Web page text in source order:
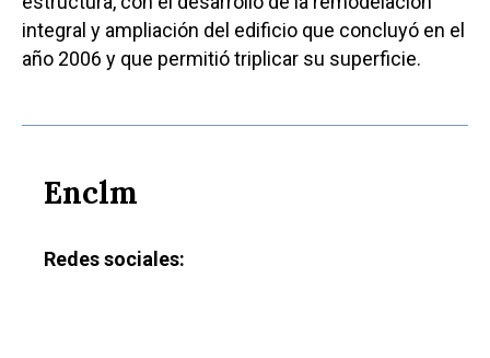
integral y ampliación del edificio que concluyó en el
año 2006 y que permitió triplicar su superficie.
Enclm
Redes sociales: